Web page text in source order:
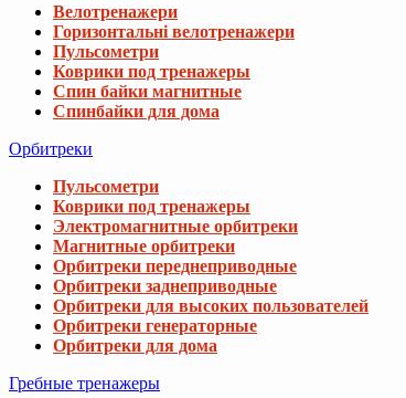
Велотренажери
Горизонтальні велотренажери
Пульсометри
Коврики под тренажеры
Спин байки магнитные
Спинбайки для дома
Орбитреки
Пульсометри
Коврики под тренажеры
Электромагнитные орбитреки
Магнитные орбитреки
Орбитреки переднеприводные
Орбитреки заднеприводные
Орбитреки для высоких пользователей
Орбитреки генераторные
Орбитреки для дома
Гребные тренажеры